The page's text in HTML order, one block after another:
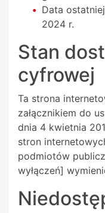
Data
2024 r.
Stan
cyfrowej
Ta strona
załącznikiem do
dnia 4 kwietnia
stron
podmiotów
wyłączeń]